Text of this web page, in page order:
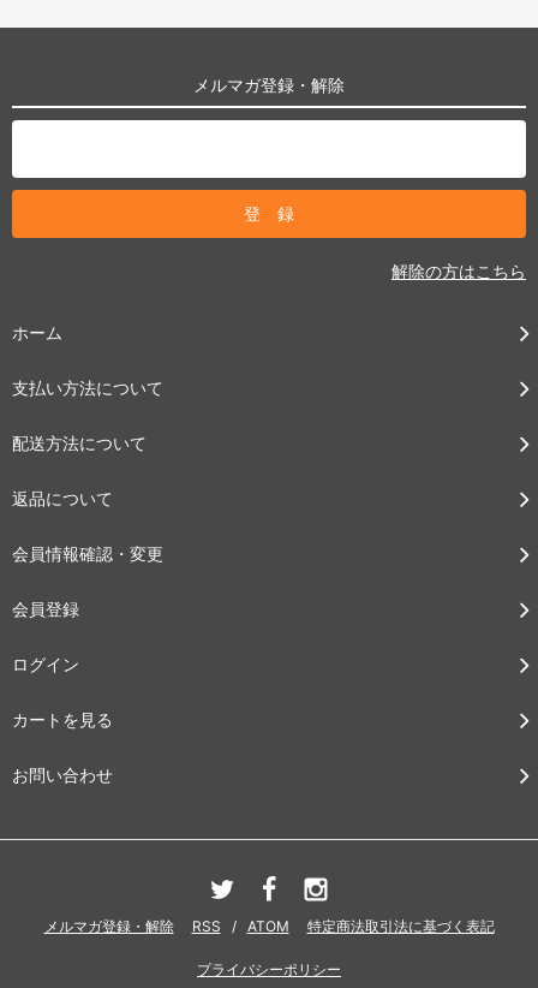
メルマガ登録・解除
解除の方はこちら
ホーム
支払い方法について
配送方法について
返品について
会員情報確認・変更
会員登録
ログイン
カートを見る
お問い合わせ
メルマガ登録・解除 RSS / ATOM 特定商法取引法に基づく表記
プライバシーポリシー